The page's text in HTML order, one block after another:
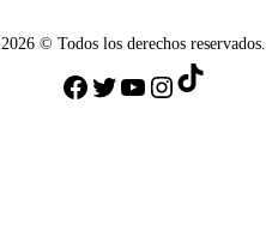
2026 © Todos los derechos reservados.